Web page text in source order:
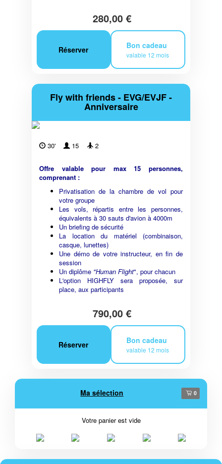
280,00 €
Réserver Bon cadeau
valable 12 mois
Fly with friends - EVG/EVJF -
Anniversaire
30' 15 2
Offre valable pour max 15 personnes,
comprenant :
Privatisation de la chambre de vol pour
votre groupe
Les vols, répartis entre les personnes,
équivalents à 30 sauts d'avion à 4000m
Un briefing de sécurité
La location du matériel (combinaison,
casque, lunettes)
Une démo de votre instructeur, en fin de
session
Un diplôme "Human Flight", pour chacun
L'option HIGHFLY sera proposée, sur
place, aux participants
790,00 €
Réserver Bon cadeau
valable 12 mois
Ma sélection 0
Votre panier est vide